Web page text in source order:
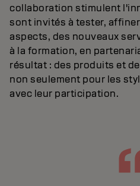
collaboration stimulent
sont invités à tester,
aspects, des nouveaux
à la formation, en
résultat : des produits et
non seulement pour les
avec leur participation.